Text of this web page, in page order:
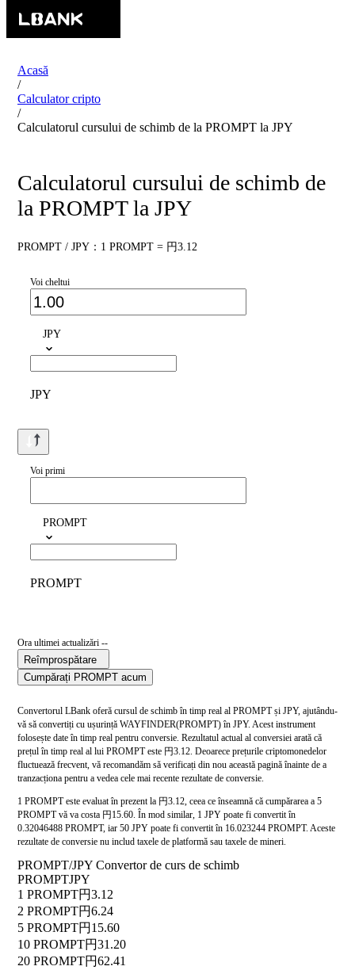
Acasă
/
Calculator cripto
/
Calculatorul cursului de schimb de la PROMPT la JPY
Calculatorul cursului de schimb de
la PROMPT la JPY
PROMPT / JPY：1 PROMPT = 円3.12
Voi cheltui
JPY
JPY
Voi primi
PROMPT
PROMPT
Ora ultimei actualizări --
Reîmprospătare
Cumpărați PROMPT acum
Convertorul LBank oferă cursul de schimb în timp real al PROMPT și JPY, ajutându-
vă să convertiți cu ușurință WAYFINDER(PROMPT) în JPY. Acest instrument
folosește date în timp real pentru conversie. Rezultatul actual al conversiei arată că
prețul în timp real al lui PROMPT este 円3.12. Deoarece prețurile criptomonedelor
fluctuează frecvent, vă recomandăm să verificați din nou această pagină înainte de a
tranzacționa pentru a vedea cele mai recente rezultate de conversie.
1 PROMPT este evaluat în prezent la 円3.12, ceea ce înseamnă că cumpărarea a 5
PROMPT vă va costa 円15.60. În mod similar, 1 JPY poate fi convertit în
0.32046488 PROMPT, iar 50 JPY poate fi convertit în 16.023244 PROMPT. Aceste
rezultate de conversie nu includ taxele de platformă sau taxele de mineri.
PROMPT/JPY Convertor de curs de schimb
PROMPTJPY
1 PROMPT円3.12
2 PROMPT円6.24
5 PROMPT円15.60
10 PROMPT円31.20
20 PROMPT円62.41